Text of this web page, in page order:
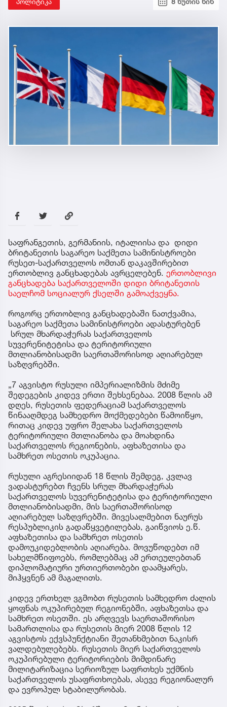
საფრანგეთის, გერმანიის, იტალიისა და დიდი
ბრიტანეთის საგარეო საქმეთა სამინისტროები
რუსეთ-საქართველოს ომთან დაკავშირებით
ერთობლივ განცხადებას ავრცელებენ. ერთობლივი
განცხადება საქართველოში დიდი ბრიტანეთის
საელჩომ სოციალურ ქსელში გამოაქვეყნა.
როგორც ერთობლივ განცხადებაში ნათქვამია,
საგარეო საქმეთა სამინისტროები ადასტურებენ
სრულ მხარდაჭერას საქართველოს
სუვერენიტეტისა და ტერიტორიული
მთლიანობისადმი საერთაშორისოდ აღიარებულ
საზღვრებში.
„7 აგვისტო რუსული იმპერიალიზმის მძიმე
შედეგების კიდევ ერთი შეხსენებაა. 2008 წლის ამ
დღეს, რუსეთის ფედერაციამ საქართველოს
წინააღმდეგ სამხედრო მოქმედებები წამოიწყო,
რითაც კიდევ უფრო შელახა საქართველოს
ტერიტორიული მთლიანობა და მოახდინა
საქართველოს რეგიონების, აფხაზეთისა და
სამხრეთ ოსეთის ოკუპაცია.
რუსული აგრესიიდან 18 წლის შემდეგ, კვლავ
ვადასტურებთ ჩვენს სრულ მხარდაჭერას
საქართველოს სუვერენიტეტისა და ტერიტორიული
მთლიანობისადმი, მის საერთაშორისოდ
აღიარებულ საზღვრებში. მივესალმებით ნაურუს
რესპუბლიკის გადაწყვეტილებას, გაიწვიოს ე.წ.
აფხაზეთისა და სამხრეთ ოსეთის
დამოუკიდებლობის აღიარება. მოვუწოდებთ იმ
სახელმწიფოებს, რომლებმაც ამ ერთეულებთან
დიპლომატიური ურთიერთობები დაამყარეს,
მიჰყვნენ ამ მაგალითს.
კიდევ ერთხელ ვგმობთ რუსეთის სამხედრო ძალის
ყოფნას ოკუპირებულ რეგიონებში, აფხაზეთსა და
სამხრეთ ოსეთში. ეს არღვევს საერთაშორისო
სამართლისა და რუსეთის მიერ 2008 წლის 12
აგვისტოს ექვსპუნქტიანი შეთანხმებით ნაკისრ
ვალდებულებებს. რუსეთის მიერ საქართველოს
ოკუპირებული ტერიტორიების მიმდინარე
მილიტარიზაცია სერიოზულ საფრთხეს უქმნის
საქართველოს უსაფრთხოებას, ასევე რეგიონალურ
და ევროპულ სტაბილურობას.